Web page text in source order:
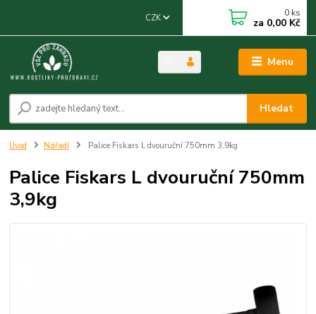
Menu
CZK
Hledat
0 ks
za 0,00 Kč
Úvod Nářadí Palice Fiskars L dvouruční 750mm 3,9kg
Palice Fiskars L dvouruční 750mm
3,9kg